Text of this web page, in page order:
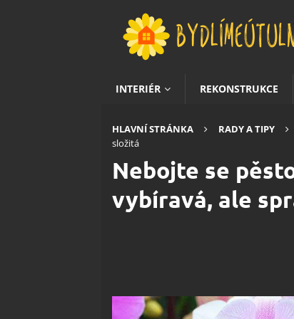
INTERIÉR REKONSTRUKCE
HLAVNÍ STRÁNKA RADY A TIPY
složitá
Nebojte se
vybíravá, ale